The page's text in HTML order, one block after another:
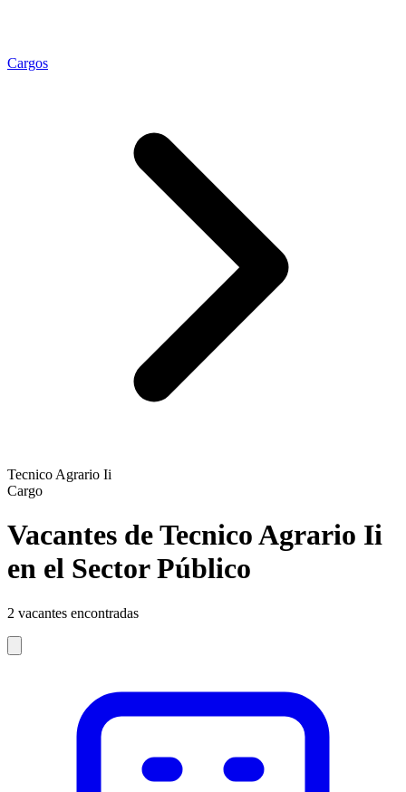
Cargos
Tecnico Agrario Ii
Cargo
Vacantes de Tecnico Agrario Ii
en el Sector Público
2 vacantes encontradas